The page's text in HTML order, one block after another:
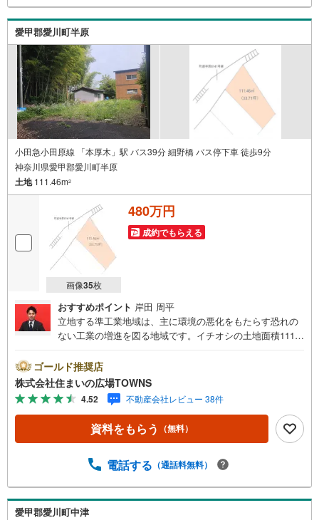
物件も併せてご紹介可能ですのでお気軽にお問い合わせ下
さい♪駐車場もございますので、お車でのお越しも大歓迎
です！
愛甲郡愛川町半原
小田急小田原線 「本厚木」駅 バス39分 細野橋 バス停下車 徒歩9分
神奈川県愛甲郡愛川町半原
土地111.46m2
画像35枚
480万円
成約でもらえる
おすすめポイント 岸田 周平
立地する準工業地域は、主に環境の悪化をもたらす恐れの
ない工業の増進を図る地域です。イチオシの土地面積111.4
ける住宅用地です。ぜひご覧ください。土地の購入をお考
えの方、コチラの売地をご覧ください。【年中無休/9:00～
21:00】人気物件は特にお問い合わせが集中するため、お早
めにお電話下さい。「室内・現地を見学する」ボタンより
ご予約頂くとご見学がスムーズです。■その他、各種ご相談
も承っております。○住宅ローンのご相談○ライフプランの
豊富なスタッフが親身になってお客様に合った物件をご紹
すのでお気軽にお問い合わせ下さい♪駐車場もございます
ので、お車でのお越しも大歓迎です！
ゴールド推奨店
株式会社住まいの広場TOWNS
4.52 不動産会社レビュー 38件
資料をもらう （無料）
電話する （通話料無料）
愛甲郡愛川町中津